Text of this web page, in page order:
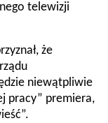
telewizji
że
niewątpliwie
pracy” premiera,